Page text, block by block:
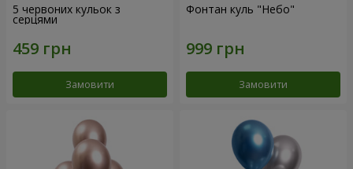
5 червоних кульок з
серцями
Замовити
Фонтан куль "Небо"
Замовити